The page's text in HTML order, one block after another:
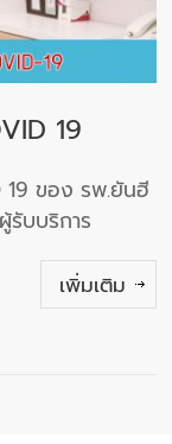
19
19 ของ รพ.ยันฮี
รับบริการ
เพิ่มเติม